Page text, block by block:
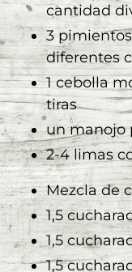
cantidad
3
diferentes
1 cebolla
tiras
un manojo
2-4 limas
Mezcla de
1,5
1,5
1,5